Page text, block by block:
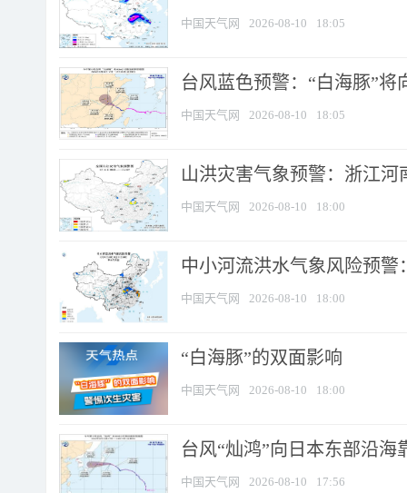
中国天气网 2026-08-10 18:05
台风蓝色预警：“白海豚”
中国天气网 2026-08-10 18:05
山洪灾害气象预警：浙江
中国天气网 2026-08-10 18:00
中小河流洪水气象风险预
中国天气网 2026-08-10 18:00
​“白海豚”的双面影响
中国天气网 2026-08-10 18:00
台风“灿鸿”向日本东部沿海
中国天气网 2026-08-10 17:56